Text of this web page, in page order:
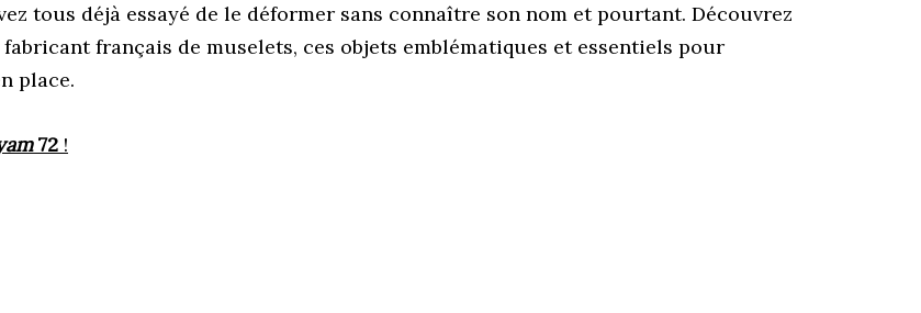
tous déjà essayé de le déformer sans connaître son nom et pourtant. Découvrez
français de muselets, ces objets emblématiques et essentiels pour
place.
72 !